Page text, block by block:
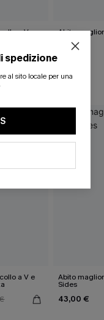
a V e Abito
a V e Abito
Sides
43,00 €
spedizione
al sito locale per una